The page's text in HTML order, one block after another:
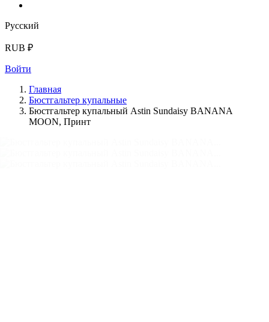
Русский
RUB ₽
Войти
Главная
Бюстгальтер купальные
Бюстгальтер купальный Astin Sundaisy BANANA
MOON, Принт